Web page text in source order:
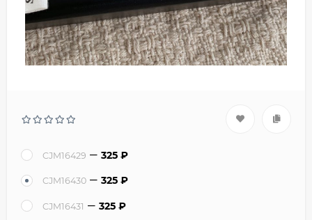
CJM16429 325 ₽
CJM16430 325 ₽
CJM16431 325 ₽